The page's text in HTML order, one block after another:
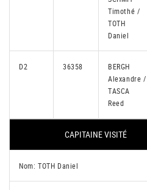
Timothé /
TOTH
Daniel
D2 36358
BERGH
Alexandre /
TASCA
Reed
CAPITAINE VISITÉ
Nom: TOTH Daniel